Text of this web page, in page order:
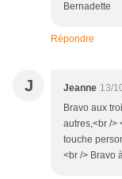
Bernadette
Répondre
J Jeanne 13/
Bravo aux
autres,<br />
touche
<br /> Bravo